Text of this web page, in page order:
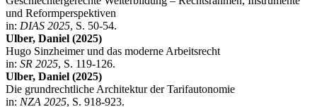
und Reformperspektiven
in: DIAS 2025, S. 50-54.
Ulber, Daniel (2025)
Hugo Sinzheimer und das moderne Arbeitsrecht
in: SR 2025, S. 119-126.
Ulber, Daniel (2025)
Die grundrechtliche Architektur der Tarifautonomie
in: NZA 2025, S. 918-923.